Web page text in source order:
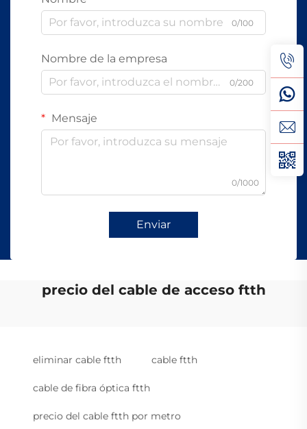
0/100
Nombre de la empresa
0/200
Mensaje
0/1000
Enviar
precio del cable de acceso ftth
eliminar cable ftth cable ftth
cable de fibra óptica ftth
precio del cable ftth por metro